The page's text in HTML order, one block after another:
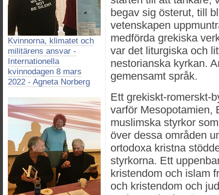
Kvinnorna, klimatet och
militärens ansvar -
Internationella
kvinnodagen 8 mars
2022 - Agneta Norberg
begav sig österut, till
vetenskapen
medförda grekiska
var det liturgiska och
nestorianska kyrkan.
gemensamt språk.
Ett grekiskt-romerskt-
varför Mesopotamien,
muslimska styrkor
över dessa områden
ortodoxa kristna
styrkorna. Ett
kristendom och islam
och kristendom och